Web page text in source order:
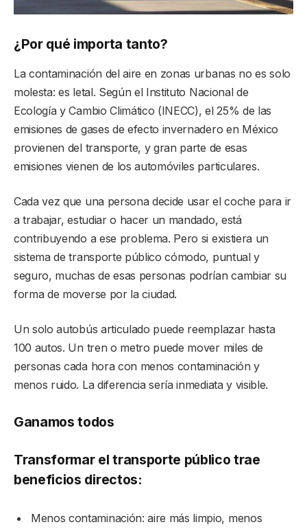
¿Por qué importa tanto?
La contaminación del aire en zonas urbanas no es solo
molesta: es letal. Según el Instituto Nacional de
Ecología y Cambio Climático (INECC), el 25% de las
emisiones de gases de efecto invernadero en México
provienen del transporte, y gran parte de esas
emisiones vienen de los automóviles particulares.
Cada vez que una persona decide usar el coche para ir
a trabajar, estudiar o hacer un mandado, está
contribuyendo a ese problema. Pero si existiera un
sistema de transporte público cómodo, puntual y
seguro, muchas de esas personas podrían cambiar su
forma de moverse por la ciudad.
Un solo autobús articulado puede reemplazar hasta
100 autos. Un tren o metro puede mover miles de
personas cada hora con menos contaminación y
menos ruido. La diferencia sería inmediata y visible.
Ganamos todos
Transformar el transporte público trae
beneficios directos:
Menos contaminación: aire más limpio, menos